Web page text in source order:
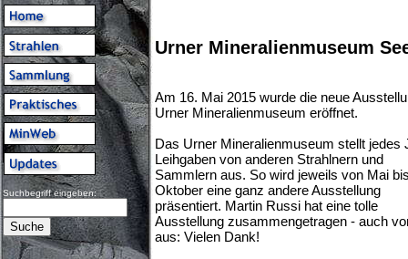
Suchbegriff eingeben:
Urner Mineralienmuseum
Am 16. Mai 2015 wurde die neue
Urner Mineralienmuseum eröffnet.
Das Urner Mineralienmuseum stellt jedes
Leihgaben von anderen Strahlnern und
Sammlern aus. So wird jeweils von Mai
Oktober eine ganz andere Ausstellung
präsentiert. Martin Russi hat eine tolle
Ausstellung zusammengetragen - auch
aus: Vielen Dank!